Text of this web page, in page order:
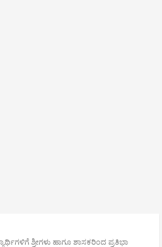
ಶ್ರೀಗಳು ಹಾಗೂ ಶಾಸಕರಿಂದ ಪ್ರತಿಭಾ